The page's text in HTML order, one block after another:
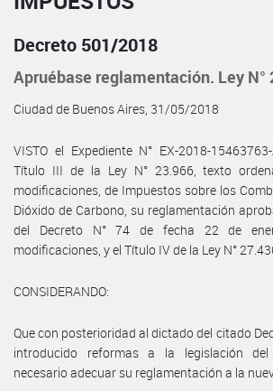
Decreto 501/2018
Apruébase reglamentación. Ley N°
Ciudad de Buenos Aires, 31/05/2018
VISTO el Expediente N° EX-2018-
Título III de la Ley N° 23.966, texto
modificaciones, de Impuestos sobre los
Dióxido de Carbono, su reglamentación
del Decreto N° 74 de fecha 22 de
modificaciones, y el Título IV de la Ley N°
CONSIDERANDO:
Que con posterioridad al dictado del citado
introducido reformas a la legislación
necesario adecuar su reglamentación a la